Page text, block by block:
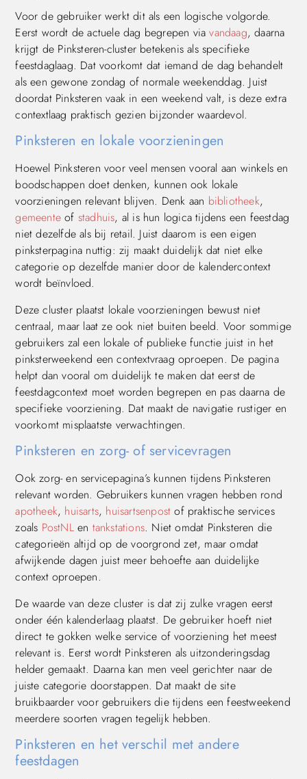
Voor de gebruiker werkt dit als een logische volgorde.
Eerst wordt de actuele dag begrepen viavandaag, daarna
krijgt de Pinksteren-cluster betekenis als specifieke
feestdaglaag. Dat voorkomt dat iemand de dag behandelt
als een gewone zondag of normale weekenddag. Juist
doordat Pinksteren vaak in een weekend valt, is deze extra
contextlaag praktisch gezien bijzonder waardevol.
Pinksteren en lokale voorzieningen
Hoewel Pinksteren voor veel mensen vooral aan winkels en
boodschappen doet denken, kunnen ook lokale
voorzieningen relevant blijven. Denk aan bibliotheek,
gemeente of stadhuis, al is hun logica tijdens een feestdag
niet dezelfde als bij retail. Juist daarom is een eigen
pinksterpagina nuttig: zij maakt duidelijk dat niet elke
categorie op dezelfde manier door de kalendercontext
wordt beïnvloed.
Deze cluster plaatst lokale voorzieningen bewust niet
centraal, maar laat ze ook niet buiten beeld. Voor sommige
gebruikers zal een lokale of publieke functie juist in het
pinksterweekend een contextvraag oproepen. De pagina
helpt dan vooral om duidelijk te maken dat eerst de
feestdagcontext moet worden begrepen en pas daarna de
specifieke voorziening. Dat maakt de navigatie rustiger en
voorkomt misplaatste verwachtingen.
Pinksteren en zorg- of servicevragen
Ook zorg- en servicepagina’s kunnen tijdens Pinksteren
relevant worden. Gebruikers kunnen vragen hebben rond
apotheek, huisarts, huisartsenpost of praktische services
zoals PostNLen tankstations. Niet omdat Pinksteren die
categorieën altijd op de voorgrond zet, maar omdat
afwijkende dagen juist meer behoefte aan duidelijke
context oproepen.
De waarde van deze cluster is dat zij zulke vragen eerst
onder één kalenderlaag plaatst. De gebruiker hoeft niet
direct te gokken welke service of voorziening het meest
relevant is. Eerst wordt Pinksteren als uitzonderingsdag
helder gemaakt. Daarna kan men veel gerichter naar de
juiste categorie doorstappen. Dat maakt de site
bruikbaarder voor gebruikers die tijdens een feestweekend
meerdere soorten vragen tegelijk hebben.
Pinksteren en het verschil met andere
feestdagen